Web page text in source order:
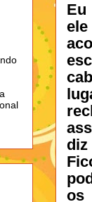
Eu
diz
os